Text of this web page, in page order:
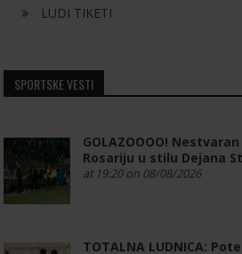
LUDI TIKETI
SPORTSKE VESTI
GOLAZOOOO!
Rosariju u stilu Dejana
at 19:20 on 08/08/2026
TOTALNA LUDNICA: